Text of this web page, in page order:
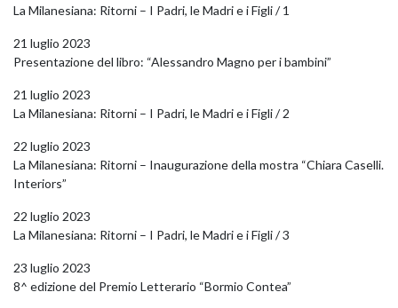
La Milanesiana: Ritorni – I Padri, le Madri e i Figli / 1
21 luglio 2023
Presentazione del libro: “Alessandro Magno per i bambini”
21 luglio 2023
La Milanesiana: Ritorni – I Padri, le Madri e i Figli / 2
22 luglio 2023
La Milanesiana: Ritorni – Inaugurazione della mostra “Chiara Caselli.
Interiors”
22 luglio 2023
La Milanesiana: Ritorni – I Padri, le Madri e i Figli / 3
23 luglio 2023
8^ edizione del Premio Letterario “Bormio Contea”